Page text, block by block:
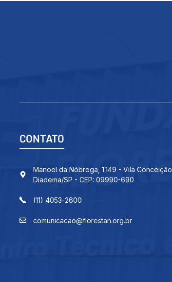
CONTATO
Manoel da Nóbrega, 1.149 - Vila
Diadema/SP - CEP: 09990-690
(11) 4053-2600
comunicacao@florestan.org.br